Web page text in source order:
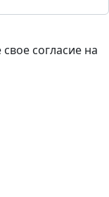
согласие на